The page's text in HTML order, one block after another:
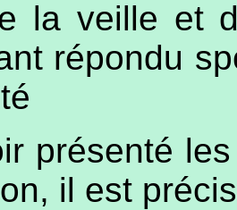
la veille et
répondu
présenté
il est